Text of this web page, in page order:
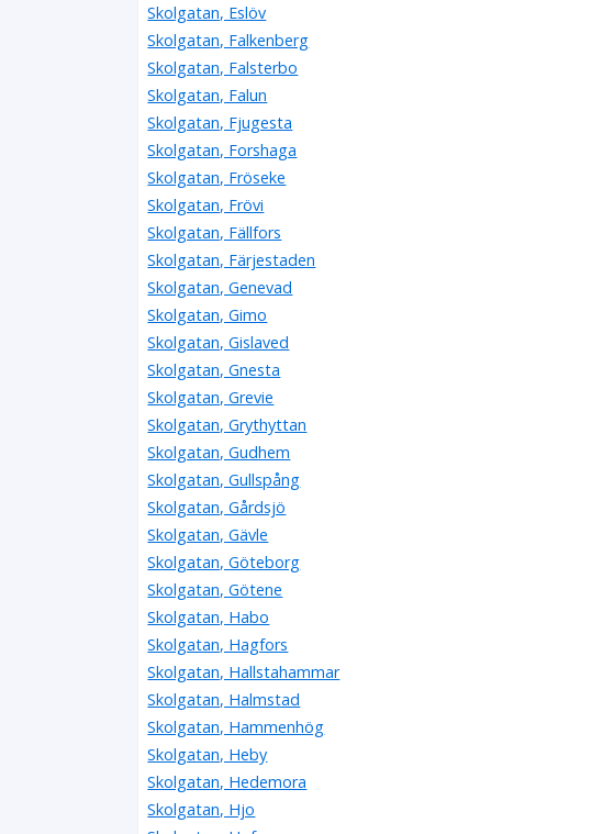
Skolgatan, Eslöv
Skolgatan, Falkenberg
Skolgatan, Falsterbo
Skolgatan, Falun
Skolgatan, Fjugesta
Skolgatan, Forshaga
Skolgatan, Fröseke
Skolgatan, Frövi
Skolgatan, Fällfors
Skolgatan, Färjestaden
Skolgatan, Genevad
Skolgatan, Gimo
Skolgatan, Gislaved
Skolgatan, Gnesta
Skolgatan, Grevie
Skolgatan, Grythyttan
Skolgatan, Gudhem
Skolgatan, Gullspång
Skolgatan, Gårdsjö
Skolgatan, Gävle
Skolgatan, Göteborg
Skolgatan, Götene
Skolgatan, Habo
Skolgatan, Hagfors
Skolgatan, Hallstahammar
Skolgatan, Halmstad
Skolgatan, Hammenhög
Skolgatan, Heby
Skolgatan, Hedemora
Skolgatan, Hjo